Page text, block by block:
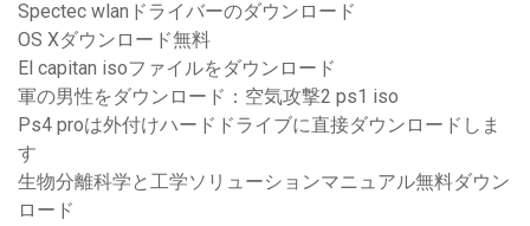
Spectec wlanドライバーのダウンロード
OS Xダウンロード無料
El capitan isoファイルをダウンロード
軍の男性をダウンロード：空気攻撃2 ps1 iso
Ps4 proは外付けハードドライブに直接ダウンロードしま
す
生物分離科学と工学ソリューションマニュアル無料ダウン
ロード